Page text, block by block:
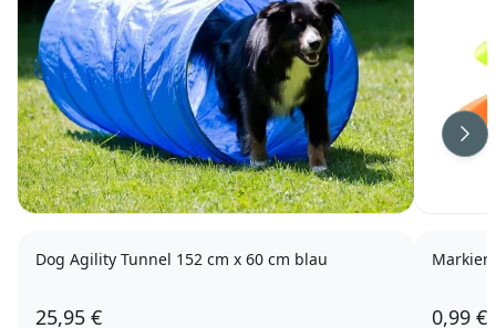
Dog Agility Tunnel 152 cm x 60 cm blau
25,95 € 0,99 €